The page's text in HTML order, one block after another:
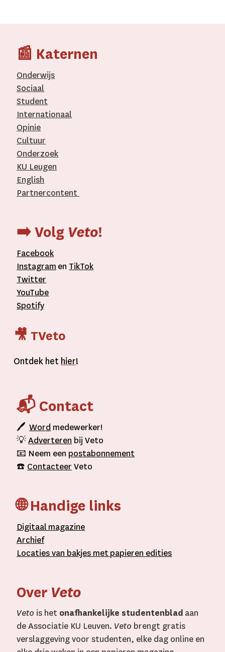
📰 Katernen
Onderwijs
Sociaal
Student
Internationaal­
Opinie
Cultuur
Onderzoek
KU Leugen
English
Partnercontent
➡️ Volg Veto!
Facebook
Instagram en TikTok
Twitter
YouTube
Spotify
🎥 TVeto
Ontdek het hier!
📬 Contact
🖊Word medewerker!
💡Adverteren bij Veto
📧 Neem een postabonnement
☎️ Contacteer Veto
🌐 Handige links
Digitaal magazine
Archief
Locaties van bakjes metpapieren edities
Over Veto
Veto is het onafhankelijke studentenblad aan
de Associatie KU Leuven. Veto brengt gratis
verslaggeving voor studenten, elke dag online en